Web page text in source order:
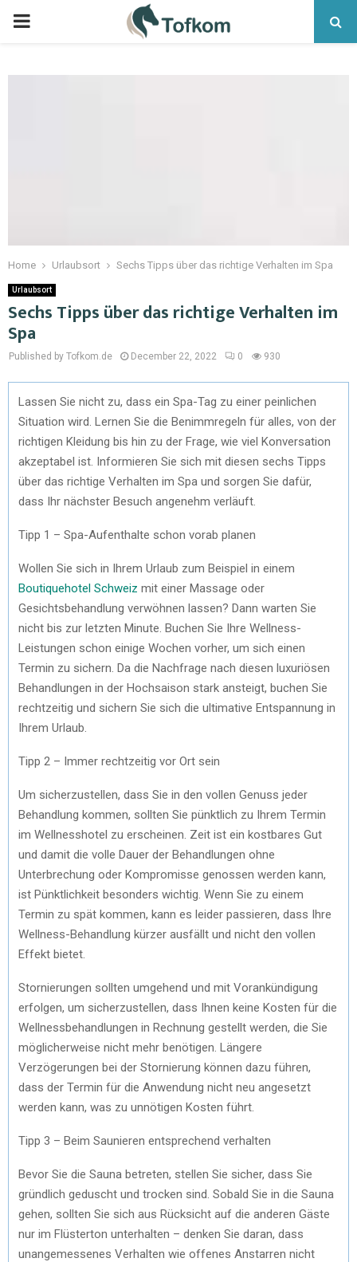
Home Urlaubsort Sechs Tipps über das richtige Verhalten im Spa
Urlaubsort
Sechs Tipps über das richtige Verhalten im
Spa
Published by Tofkom.de December 22, 2022 0 930
Lassen Sie nicht zu, dass ein Spa-Tag zu einer peinlichen
Situation wird. Lernen Sie die Benimmregeln für alles, von der
richtigen Kleidung bis hin zu der Frage, wie viel Konversation
akzeptabel ist. Informieren Sie sich mit diesen sechs Tipps
über das richtige Verhalten im Spa und sorgen Sie dafür,
dass Ihr nächster Besuch angenehm verläuft.
Tipp 1 – Spa-Aufenthalte schon vorab planen
Wollen Sie sich in Ihrem Urlaub zum Beispiel in einem
Boutiquehotel Schweiz mit einer Massage oder
Gesichtsbehandlung verwöhnen lassen? Dann warten Sie
nicht bis zur letzten Minute. Buchen Sie Ihre Wellness-
Leistungen schon einige Wochen vorher, um sich einen
Termin zu sichern. Da die Nachfrage nach diesen luxuriösen
Behandlungen in der Hochsaison stark ansteigt, buchen Sie
rechtzeitig und sichern Sie sich die ultimative Entspannung in
Ihrem Urlaub.
Tipp 2 – Immer rechtzeitig vor Ort sein
Um sicherzustellen, dass Sie in den vollen Genuss jeder
Behandlung kommen, sollten Sie pünktlich zu Ihrem Termin
im Wellnesshotel zu erscheinen. Zeit ist ein kostbares Gut
und damit die volle Dauer der Behandlungen ohne
Unterbrechung oder Kompromisse genossen werden kann,
ist Pünktlichkeit besonders wichtig. Wenn Sie zu einem
Termin zu spät kommen, kann es leider passieren, dass Ihre
Wellness-Behandlung kürzer ausfällt und nicht den vollen
Effekt bietet.
Stornierungen sollten umgehend und mit Vorankündigung
erfolgen, um sicherzustellen, dass Ihnen keine Kosten für die
Wellnessbehandlungen in Rechnung gestellt werden, die Sie
möglicherweise nicht mehr benötigen. Längere
Verzögerungen bei der Stornierung können dazu führen,
dass der Termin für die Anwendung nicht neu angesetzt
werden kann, was zu unnötigen Kosten führt.
Tipp 3 – Beim Saunieren entsprechend verhalten
Bevor Sie die Sauna betreten, stellen Sie sicher, dass Sie
gründlich geduscht und trocken sind. Sobald Sie in die Sauna
gehen, sollten Sie sich aus Rücksicht auf die anderen Gäste
nur im Flüsterton unterhalten – denken Sie daran, dass
unangemessenes Verhalten wie offenes Anstarren nicht